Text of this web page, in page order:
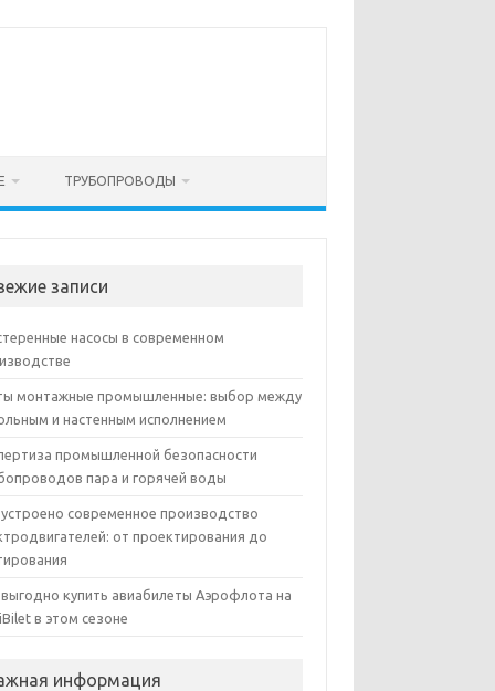
ТРУБОПРОВОДЫ
записи
насосы в современном
монтажные промышленные: выбор между
и настенным исполнением
промышленной безопасности
пара и горячей воды
современное производство
от проектирования до
купить авиабилеты Аэрофлота на
в этом сезоне
информация